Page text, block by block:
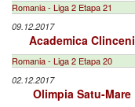
Romania - Liga 2 Etapa 21
09.12.2017
Academica Clinceni
Romania - Liga 2 Etapa 20
02.12.2017
Olimpia Satu-Mare